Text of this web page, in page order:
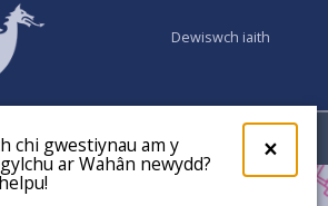
×
chi gwestiynau am y
ar Wahân newydd?
Dewiswch iaith